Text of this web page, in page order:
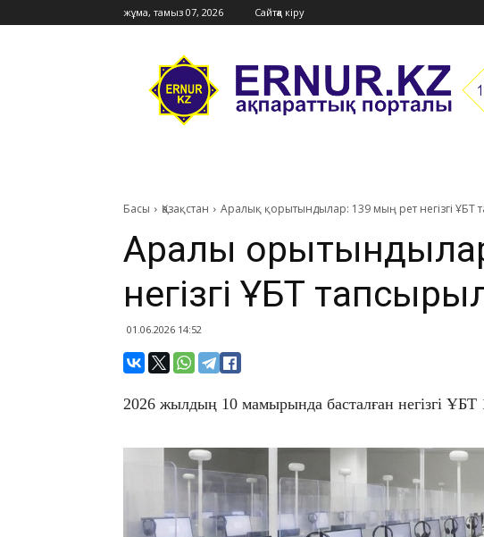
жұма, тамыз 07, 2026 Сайтқа кіру
Ernur
Press
Басы Қазақстан Аралық қорытындылар: 139 мың рет негізгі ҰБТ
Аралық
негізгі ҰБТ
01.06.2026 14:52
2026 жылдың 10 мамырында басталған негізгі